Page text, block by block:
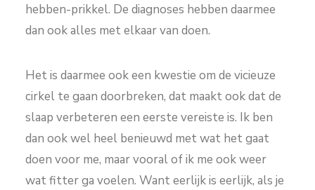
hebben-prikkel. De diagnoses hebben daarmee
dan ook alles met elkaar van doen.
Het is daarmee ook een kwestie om de vicieuze
cirkel te gaan doorbreken, dat maakt ook dat de
slaap verbeteren een eerste vereiste is. Ik ben
dan ook wel heel benieuwd met wat het gaat
doen voor me, maar vooral of ik me ook weer
wat fitter ga voelen. Want eerlijk is eerlijk, als je